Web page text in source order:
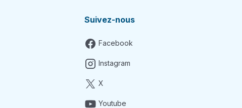
Suivez-nous
Facebook
Instagram
X
Youtube